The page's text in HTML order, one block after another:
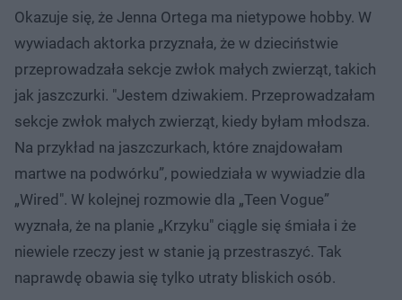
Okazuje się, że Jenna Ortega ma nietypowe hobby. W
wywiadach aktorka przyznała, że w dzieciństwie
przeprowadzała sekcje zwłok małych zwierząt, takich
jak jaszczurki. "Jestem dziwakiem. Przeprowadzałam
sekcje zwłok małych zwierząt, kiedy byłam młodsza.
Na przykład na jaszczurkach, które znajdowałam
martwe na podwórku”, powiedziała w wywiadzie dla
„Wired". W kolejnej rozmowie dla „Teen Vogue”
wyznała, że na planie „Krzyku" ciągle się śmiała i że
niewiele rzeczy jest w stanie ją przestraszyć. Tak
naprawdę obawia się tylko utraty bliskich osób.